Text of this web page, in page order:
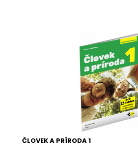
ČLOVEK A PRÍRODA 1